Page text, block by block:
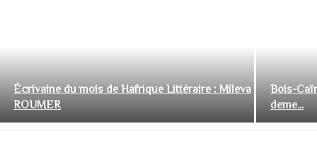
Écrivaine du mois de Hafrique Littéraire : Mileva
ROUMER
Bois-
deme...